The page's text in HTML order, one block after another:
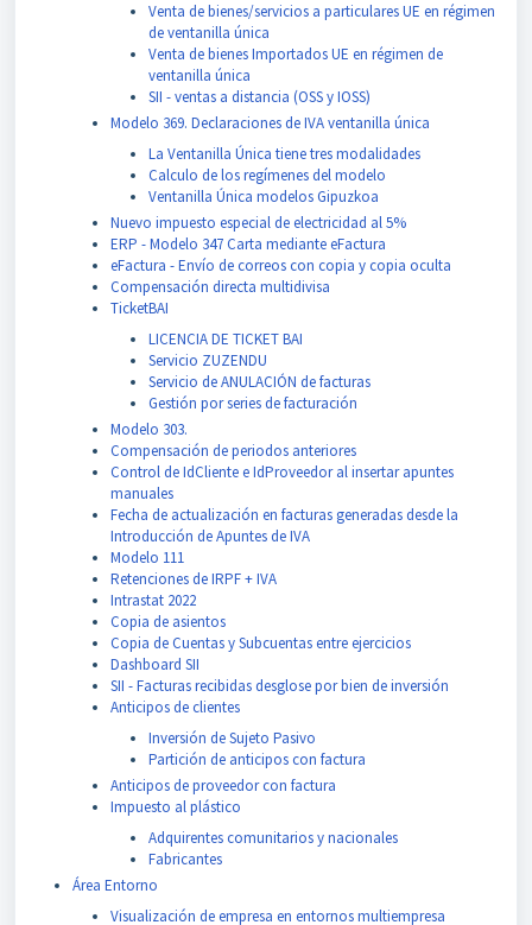
Venta de bienes/servicios a particulares UE en régimen
de ventanilla única
Venta de bienes Importados UE en régimen de
ventanilla única
SII - ventas a distancia (OSS y IOSS)
Modelo 369. Declaraciones de IVA ventanilla única
La Ventanilla Única tiene tres modalidades
Calculo de los regímenes del modelo
Ventanilla Única modelos Gipuzkoa
Nuevo impuesto especial de electricidad al 5%
ERP - Modelo 347 Carta mediante eFactura
eFactura - Envío de correos con copia y copia oculta
Compensación directa multidivisa
TicketBAI
LICENCIA DE TICKET BAI
Servicio ZUZENDU
Servicio de ANULACIÓN de facturas
Gestión por series de facturación
Modelo 303.
Compensación de periodos anteriores
Control de IdCliente e IdProveedor al insertar apuntes
manuales
Fecha de actualización en facturas generadas desde la
Introducción de Apuntes de IVA
Modelo 111
Retenciones de IRPF + IVA
Intrastat 2022
Copia de asientos
Copia de Cuentas y Subcuentas entre ejercicios
Dashboard SII
SII - Facturas recibidas desglose por bien de inversión
Anticipos de clientes
Inversión de Sujeto Pasivo
Partición de anticipos con factura
Anticipos de proveedor con factura
Impuesto al plástico
Adquirentes comunitarios y nacionales
Fabricantes
Área Entorno
Visualización de empresa en entornos multiempresa